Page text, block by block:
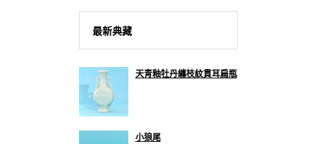
最新典藏
天青釉牡丹纏枝紋貫耳扁瓶
小狼尾